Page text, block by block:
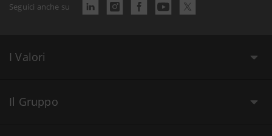
Seguici anche su
I Valori
Il Gruppo